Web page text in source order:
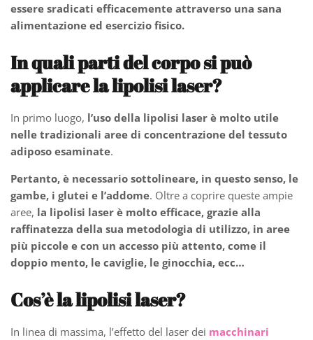
essere sradicati efficacemente attraverso una sana
alimentazione ed esercizio fisico.
In quali parti del corpo si può
applicare la lipolisi laser?
In primo luogo, l’uso della lipolisi laser è molto utile
nelle tradizionali aree di concentrazione del tessuto
adiposo esaminate.
Pertanto, è necessario sottolineare, in questo senso, le
gambe, i glutei e l’addome. Oltre a coprire queste ampie
aree, la lipolisi laser è molto efficace, grazie alla
raffinatezza della sua metodologia di utilizzo, in aree
più piccole e con un accesso più attento, come il
doppio mento, le caviglie, le ginocchia, ecc…
Cos’è la lipolisi laser?
In linea di massima, l’effetto del laser dei macchinari